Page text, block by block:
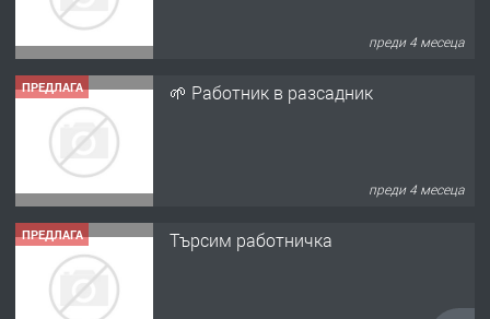
преди 4 месеца
ПРЕДЛАГА 🌱 Работник в разсадник
преди 4 месеца
ПРЕДЛАГА Търсим работничка